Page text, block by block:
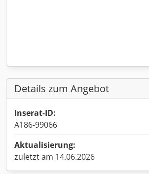
Details zum Angebot
Inserat-ID:
A186-99066
Aktualisierung:
zuletzt am 14.06.2026